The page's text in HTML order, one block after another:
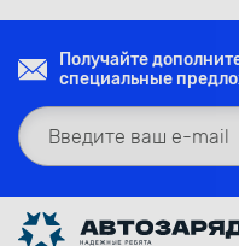
Получайте
специальные